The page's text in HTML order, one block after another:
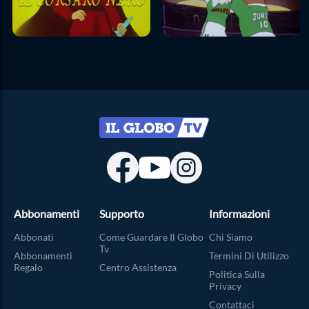
Abbonamenti
Abbonati
Abbonamenti
Regalo
Supporto
Come Guardare Il Globo
Tv
Centro Assistenza
Informazioni
Chi Siamo
Termini Di Utilizzo
Politica Sulla
Privacy
Contattaci